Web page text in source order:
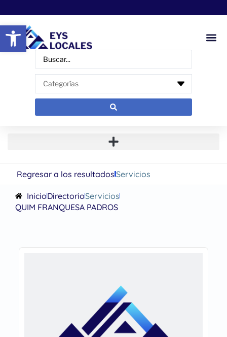
Abrir barra de herramientas
Regresar a los resultadosServicios
InicioDirectorioServicios
QUIM FRANQUESA PADROS